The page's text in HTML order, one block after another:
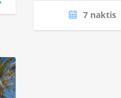
7 naktis